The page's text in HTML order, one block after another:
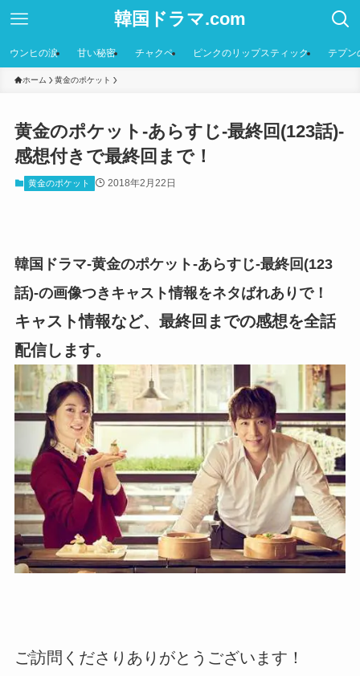
韓国ドラマ.com
ウンヒの涙 甘い秘密 チャクペ ピンクのリップスティック テプン
ホーム 黄金のポケット
黄金のポケット-あらすじ-最終回(123話)-
感想付きで最終回まで！
黄金のポケット 2018年2月22日
韓国ドラマ-黄金のポケット-あらすじ-最終回(123
話)-の画像つきキャスト情報をネタばれありで！
キャスト情報など、最終回までの感想を全話
配信します。
ご訪問くださりありがとうございます！